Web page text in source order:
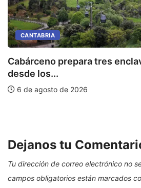
CANTABRIA
Cabárceno prepara tres
desde los...
6 de agosto de 2026
Dejanos tu
Tu dirección de correo electrónico no
campos obligatorios están marcados